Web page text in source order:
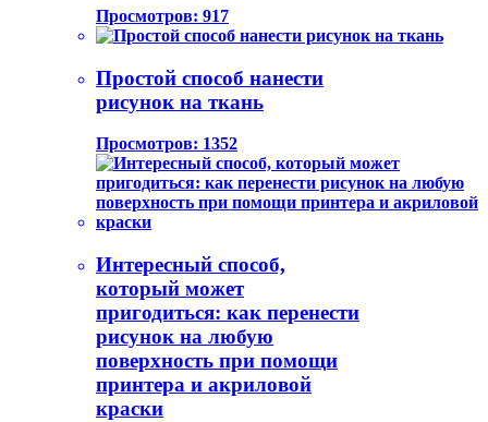
Просмотров: 917
Простой способ нанести
рисунок на ткань
Просмотров: 1352
Интересный способ,
который может
пригодиться: как перенести
рисунок на любую
поверхность при помощи
принтера и акриловой
краски